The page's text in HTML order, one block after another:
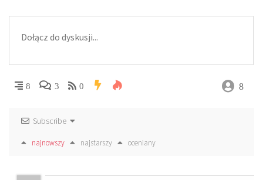
8 3 0 8
Subscribe
najnowszy najstarszy oceniany